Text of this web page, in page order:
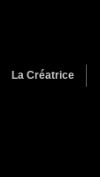
La Créatrice